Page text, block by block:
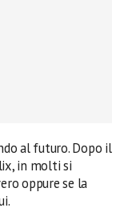
al futuro. Dopo il
in molti si
oppure se la